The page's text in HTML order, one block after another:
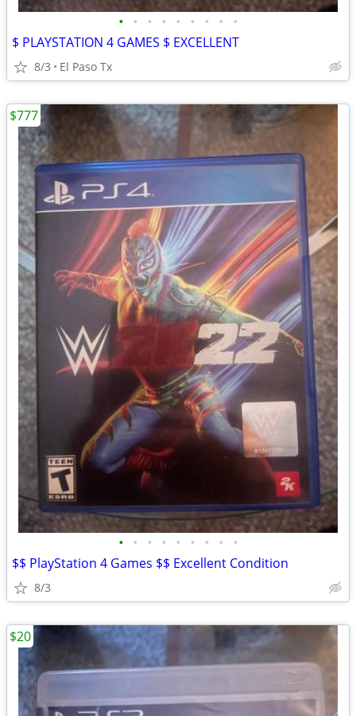
• • • • • • • • •
$ PLAYSTATION 4 GAMES $ EXCELLENT
8/3 El Paso Tx
• • • • • • • • •
$$ PlayStation 4 Games $$ Excellent Condition
8/3
$777
$20